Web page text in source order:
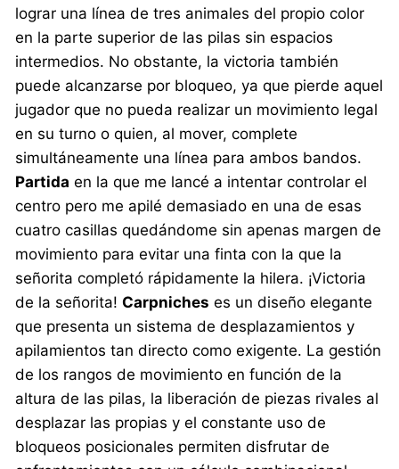
lograr una línea de tres animales del propio color
en la parte superior de las pilas sin espacios
intermedios. No obstante, la victoria también
puede alcanzarse por bloqueo, ya que pierde aquel
jugador que no pueda realizar un movimiento legal
en su turno o quien, al mover, complete
simultáneamente una línea para ambos bandos.
Partida en la que me lancé a intentar controlar el
centro pero me apilé demasiado en una de esas
cuatro casillas quedándome sin apenas margen de
movimiento para evitar una finta con la que la
señorita completó rápidamente la hilera. ¡Victoria
de la señorita!Carpniches es un diseño elegante
que presenta un sistema de desplazamientos y
apilamientos tan directo como exigente. La gestión
de los rangos de movimiento en función de la
altura de las pilas, la liberación de piezas rivales al
desplazar las propias y el constante uso de
bloqueos posicionales permiten disfrutar de